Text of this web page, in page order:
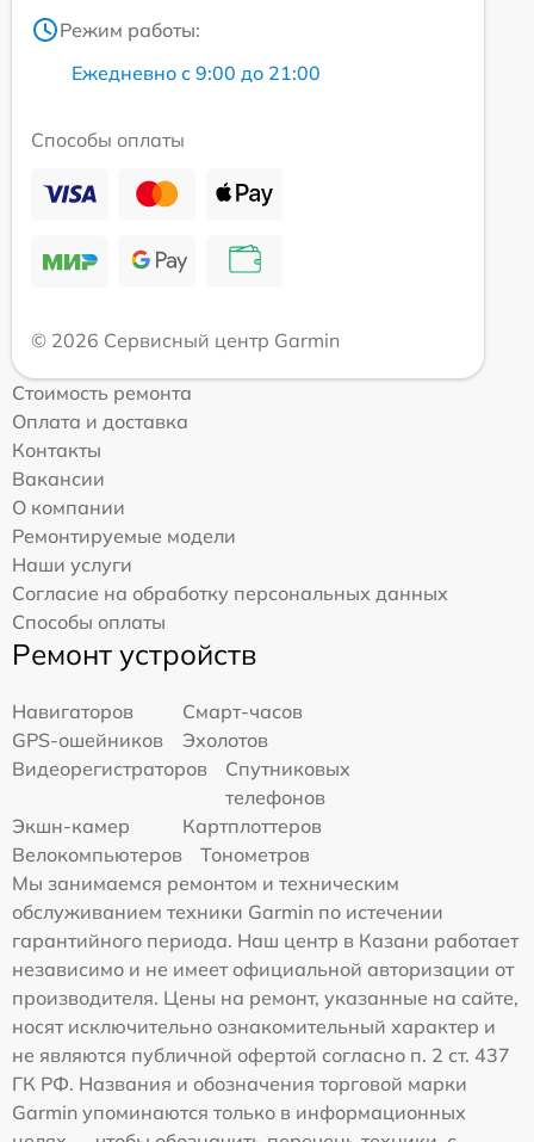
Режим работы:
Ежедневно с 9:00 до 21:00
Способы оплаты
© 2026 Сервисный центр Garmin
Стоимость ремонта
Оплата и доставка
Контакты
Вакансии
О компании
Ремонтируемые модели
Наши услуги
Согласие на обработку персональных данных
Способы оплаты
Ремонт устройств
Навигаторов
Смарт-часов
GPS-ошейников
Эхолотов
Видеорегистраторов
Спутниковых
телефонов
Экшн-камер
Картплоттеров
Велокомпьютеров
Тонометров
Мы занимаемся ремонтом и техническим
обслуживанием техники Garmin по истечении
гарантийного периода. Наш центр в Казани работает
независимо и не имеет официальной авторизации от
производителя. Цены на ремонт, указанные на сайте,
носят исключительно ознакомительный характер и
не являются публичной офертой согласно п. 2 ст. 437
ГК РФ. Названия и обозначения торговой марки
Garmin упоминаются только в информационных